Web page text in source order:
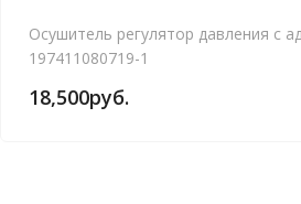
Осушитель регулятор давления с
197411080719-1
18,500руб.